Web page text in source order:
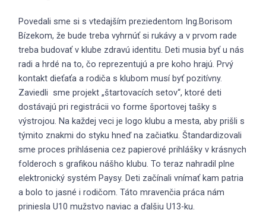
Povedali sme si s vtedajším preziedentom Ing.Borisom
Bízekom, že bude treba vyhrnúť si rukávy a v prvom rade
treba budovať v klube zdravú identitu. Deti musia byť u nás
radi a hrdé na to, čo reprezentujú a pre koho hrajú. Prvý
kontakt dieťaťa a rodiča s klubom musí byť pozitívny.
Zaviedli sme projekt „štartovacích setov“, ktoré deti
dostávajú pri registrácii vo forme športovej tašky s
výstrojou. Na každej veci je logo klubu a mesta, aby prišli s
týmito znakmi do styku hneď na začiatku. Štandardizovali
sme proces prihlásenia cez papierové prihlášky v krásnych
folderoch s grafikou nášho klubu. To teraz nahradil plne
elektronický systém Paysy. Deti začínali vnímať kam patria
a bolo to jasné i rodičom. Táto mravenčia práca nám
priniesla U10 mužstvo naviac a ďalšiu U13-ku.